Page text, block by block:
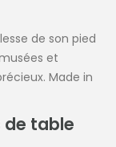
de son pied
et
Made in
de table